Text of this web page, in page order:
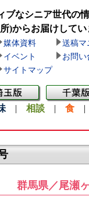
ブなシニア世代の
)からお届けしてい
媒体資料
送稿マ
イベント
お問い
サイトマップ
| 相談 | 食
群馬県／尾瀬